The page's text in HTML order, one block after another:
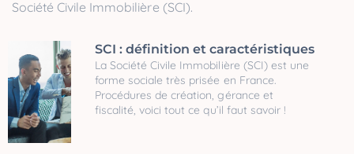
Société Civile Immobilière (SCI).
SCI : définition et caractéristiques
La Société Civile Immobilière (SCI) est une
forme sociale très prisée en France.
Procédures de création, gérance et
fiscalité, voici tout ce qu’il faut savoir !